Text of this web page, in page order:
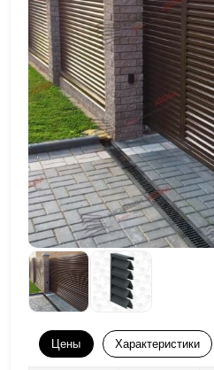
Цены Характеристики